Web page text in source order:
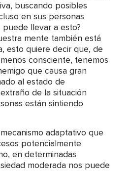
buscando posibles
en sus personas
puede llevar a esto?
mente también está
esto quiere decir que, de
consciente, tenemos
que causa gran
al estado de
de la situación
están sintiendo
adaptativo que
potencialmente
en determinadas
moderada nos puede